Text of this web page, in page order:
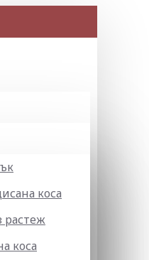
коса
растеж
коса